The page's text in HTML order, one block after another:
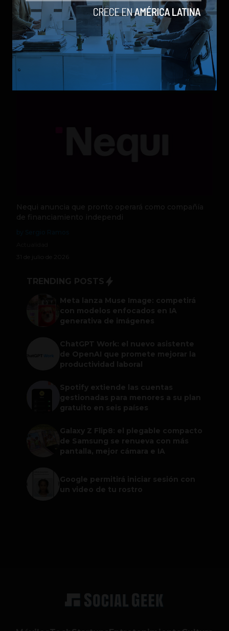
Qwen 3.8-Max, la nueva IA de Alibaba que desafía a
los modelos más poderosos
by Sergio Ramos
Actualidad
5 de agosto de 2026
Nequi anuncia que pronto operará como compañía
de financiamiento independi
31 de julio de 2026
TRENDING POSTS
Meta lanza Muse Image: competirá
con modelos enfocados en IA
generativa de imágenes
ChatGPT Work: el nuevo asistente
de OpenAI que promete mejorar la
productividad laboral
Spotify extiende las cuentas
gestionadas para menores a su plan
gratuito en seis países
Galaxy Z Flip8: el plegable compacto
de Samsung se renueva con más
pantalla, mejor cámara e IA
Google permitirá iniciar sesión con
un video de tu rostro